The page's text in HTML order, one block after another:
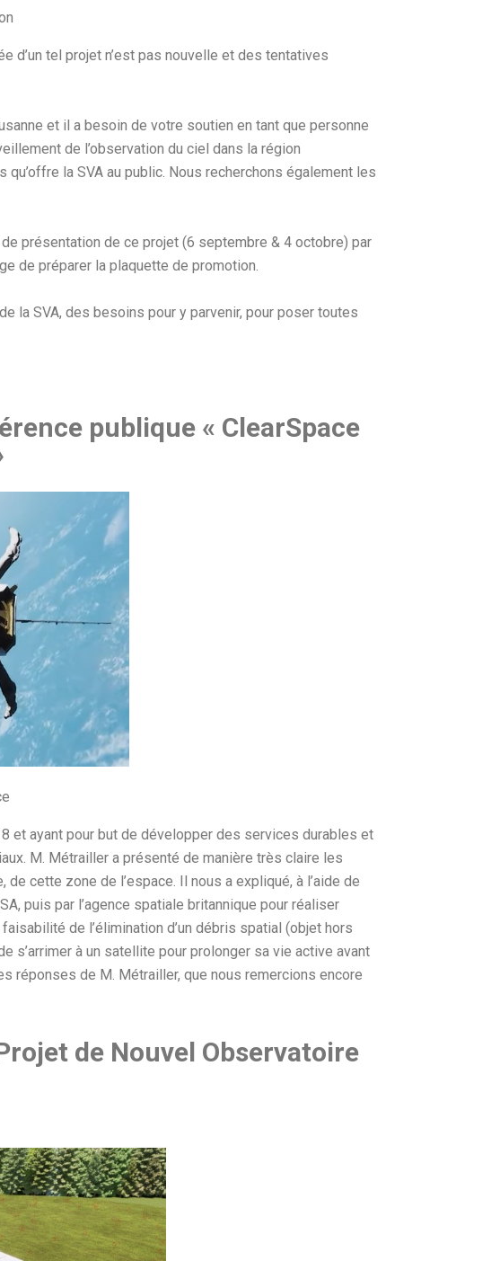
d’un tel projet n’est pas nouvelle et des tentatives
et il a besoin de votre soutien en tant que personne
de l’observation du ciel dans la région
la SVA au public. Nous recherchons également les
présentation de ce projet (6 septembre & 4 octobre) par
de préparer la plaquette de promotion.
la SVA, des besoins pour y parvenir, pour poser toutes
publique « ClearSpace
et ayant pour but de développer des services durables et
M. Métrailler a présenté de manière très claire les
cette zone de l’espace. Il nous a expliqué, à l’aide de
puis par l’agence spatiale britannique pour réaliser
de l’élimination d’un débris spatial (objet hors
s’arrimer à un satellite pour prolonger sa vie active avant
réponses de M. Métrailler, que nous remercions encore
de Nouvel Observatoire